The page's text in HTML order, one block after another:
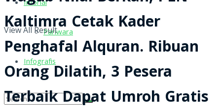
Inforial
Pariwara
Infografis
View All Result
Kaltimra Cetak Kader
Penghafal Alquran. Ribuan
Orang Dilatih, 3 Pesera
Terbaik Dapat Umroh Gratis